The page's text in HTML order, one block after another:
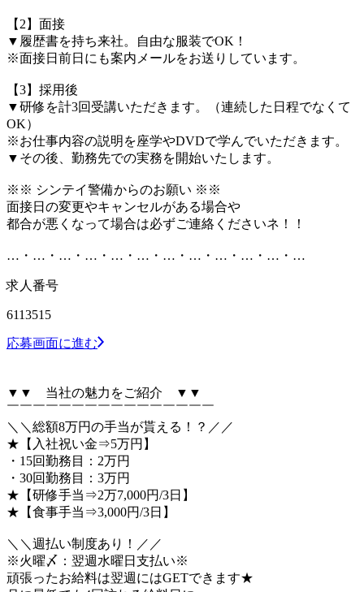
【2】面接
▼履歴書を持ち来社。自由な服装でOK！
※面接日前日にも案内メールをお送りしています。
【3】採用後
▼研修を計3回受講いただきます。（連続した日程でなくて
OK）
※お仕事内容の説明を座学やDVDで学んでいただきます。
▼その後、勤務先での実務を開始いたします。
※※ シンテイ警備からのお願い ※※
面接日の変更やキャンセルがある場合や
都合が悪くなって場合は必ずご連絡くださいネ！！
…・…・…・…・…・…・…・…・…・…・…・…
求人番号
6113515
応募画面に進む
▼▼ 当社の魅力をご紹介 ▼▼
￣￣￣￣￣￣￣￣￣￣￣￣￣￣￣￣
＼＼総額8万円の手当が貰える！？／／
★【入社祝い金⇒5万円】
・15回勤務目：2万円
・30回勤務目：3万円
★【研修手当⇒2万7,000円/3日】
★【食事手当⇒3,000円/3日】
＼＼週払い制度あり！／／
※火曜〆：翌週水曜日支払い※
頑張ったお給料は翌週にはGETできます★